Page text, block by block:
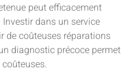
peut efficacement
Investir dans un service
de coûteuses réparations
diagnostic précoce permet